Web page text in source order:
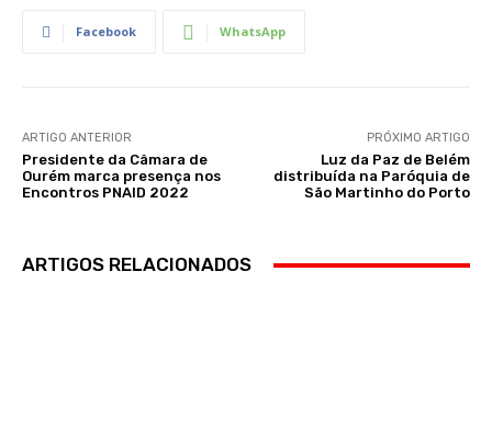
Facebook WhatsApp
ARTIGO ANTERIOR
Presidente da Câmara de
Ourém marca presença nos
Encontros PNAID 2022
PRÓXIMO ARTIGO
Luz da Paz de Belém
distribuída na Paróquia de
São Martinho do Porto
ARTIGOS RELACIONADOS